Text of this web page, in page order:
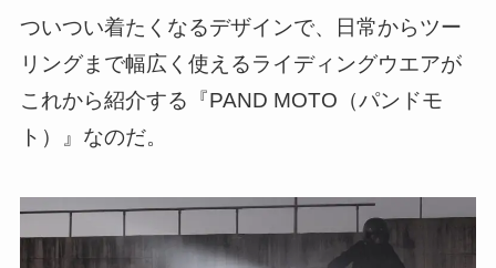
ついつい着たくなるデザインで、日常からツー
リングまで幅広く使えるライディングウエアが
これから紹介する『PAND MOTO（パンドモ
ト）』なのだ。